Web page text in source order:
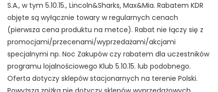
S.A., w tym 5.10.15., Lincoln&Sharks, Max&Mia. Rabatem KDR
objęte są wyłącznie towary w regularnych cenach
(pierwsza cena produktu na metce). Rabat nie łączy się z
promocjami/przecenami/wyprzedażami/akcjami
specjalnymi np. Noc Zakupów czy rabatem dla uczestników
programu lojalnościowego Klub 5.10.15. lub podobnego.
Oferta dotyczy sklepów stacjonarnych na terenie Polski.